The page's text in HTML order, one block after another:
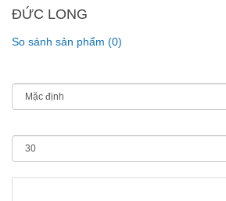
ĐỨC LONG
So sánh sản phẩm (0)